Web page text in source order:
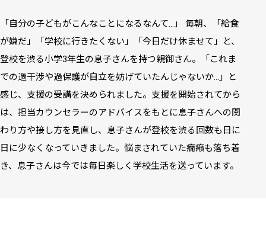
「自分の子どもがこんなことになるなんて…」 毎朝、「給食
が嫌だ」「学校に行きたくない」「今日だけ休ませて」と、
登校を渋る小学3年生の息子さんを持つ親御さん。「これま
での過干渉や過保護が自立を妨げていたんじゃないか…」と
感じ、支援の受講を決められました。支援を開始されてから
は、担当カウンセラーのアドバイスをもとに息子さんへの関
わり方や接し方を見直し、息子さんが登校を渋る回数も日に
日に少なくなっていきました。悩まされていた癇癪も落ち着
き、息子さんは今では毎日楽しく学校生活を送っています。